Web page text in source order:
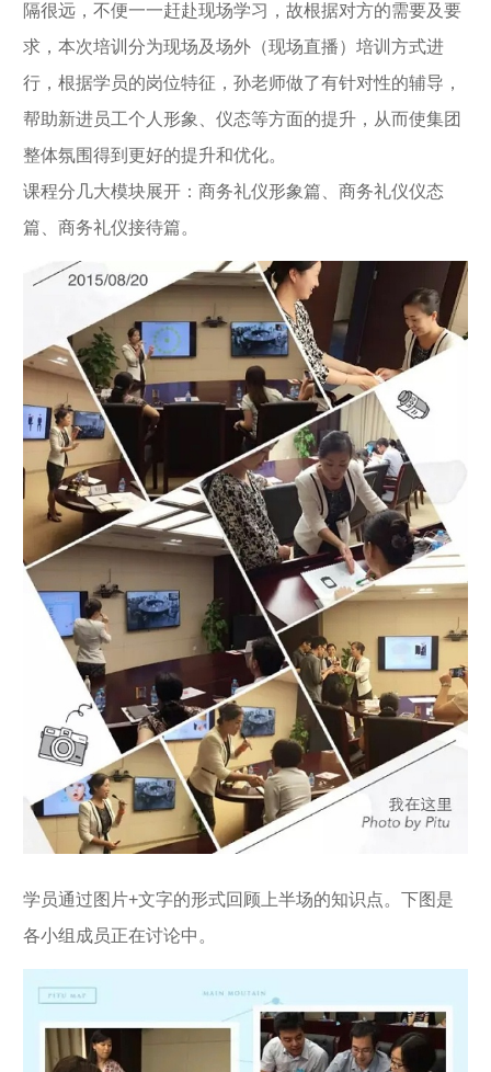
隔很远，不便一一赶赴现场学习，故根据对方的需要及要
求，本次培训分为现场及场外（现场直播）培训方式进
行，根据学员的岗位特征，孙老师做了有针对性的辅导，
帮助新进员工个人形象、仪态等方面的提升，从而使集团
整体氛围得到更好的提升和优化。
课程分几大模块展开：商务礼仪形象篇、商务礼仪仪态
篇、商务礼仪接待篇。
学员通过图片+文字的形式回顾上半场的知识点。下图是
各小组成员正在讨论中。